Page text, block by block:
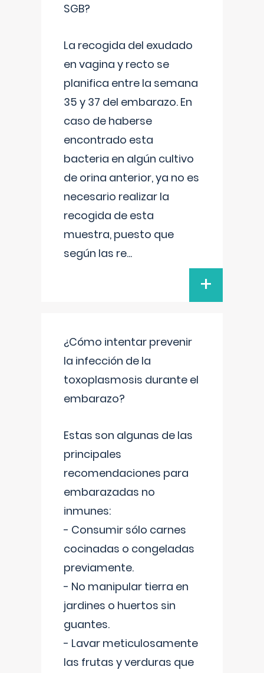
SGB?
La recogida del exudado
en vagina y recto se
planifica entre la semana
35 y 37 del embarazo. En
caso de haberse
encontrado esta
bacteria en algún cultivo
de orina anterior, ya no es
necesario realizar la
recogida de esta
muestra, puesto que
según las re...
+
¿Cómo intentar prevenir
la infección de la
toxoplasmosis durante el
embarazo?
Estas son algunas de las
principales
recomendaciones para
embarazadas no
inmunes:
- Consumir sólo carnes
cocinadas o congeladas
previamente.
- No manipular tierra en
jardines o huertos sin
guantes.
- Lavar meticulosamente
las frutas y verduras que